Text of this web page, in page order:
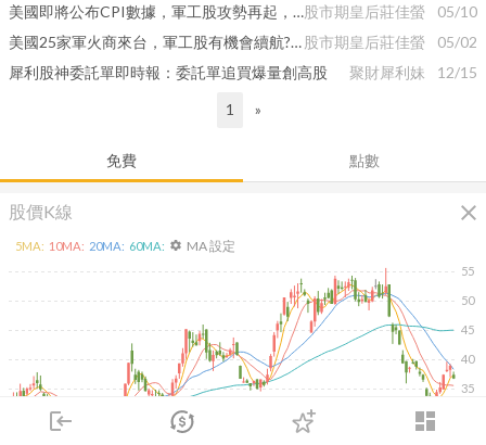
login dashboard
市場 登入
免費 點數
美國即將公布CPI數據，軍工股攻勢再起，有機會續行向上嗎?股市期皇后莊佳螢
05/10
美國25家軍火商來台，軍工股有機會續航?潛力飆股在哪邊，飆股大公開? 股市期皇后莊佳螢
05/02
犀利股神委託單即時報：委託單追買爆量創高股
聚財犀利妹 12/15
1 »
股價K線 close
35
40
45
50
55
5MA: 10MA: 20MA: 60MA: settings MA 設定
除